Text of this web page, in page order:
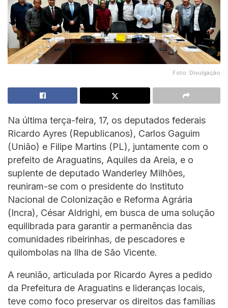
Foto: Divulgação
Na última terça-feira, 17, os deputados federais
Ricardo Ayres (Republicanos), Carlos Gaguim
(União) e Filipe Martins (PL), juntamente com o
prefeito de Araguatins, Aquiles da Areia, e o
suplente de deputado Wanderley Milhões,
reuniram-se com o presidente do Instituto
Nacional de Colonização e Reforma Agrária
(Incra), César Aldrighi, em busca de uma solução
equilibrada para garantir a permanência das
comunidades ribeirinhas, de pescadores e
quilombolas na Ilha de São Vicente.
A reunião, articulada por Ricardo Ayres a pedido
da Prefeitura de Araguatins e lideranças locais,
teve como foco preservar os direitos das famílias